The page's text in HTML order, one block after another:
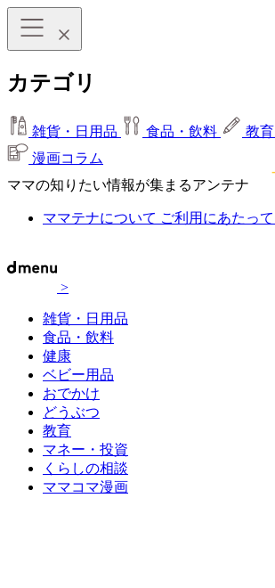
カテゴリ
雑貨・日用品 食品・飲料 教育
漫画コラム
ママの知りたい情報が集まるアンテナ
ママテナについて ご利用にあたって
>
雑貨・日用品
食品・飲料
健康
ベビー用品
おでかけ
どうぶつ
教育
マネー・投資
くらしの相談
ママコマ漫画